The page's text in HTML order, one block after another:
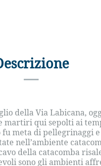
della Via Labicana,
martiri qui sepolti ai
fu meta di pellegrinaggi
nell’ambiente
della catacomba
sono gli ambienti